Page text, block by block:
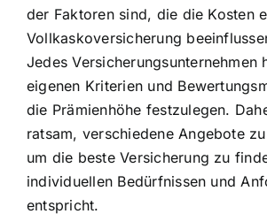
der Faktoren sind, die die Kosten
Vollkaskoversicherung
Jedes Versicherungsunternehmen
eigenen Kriterien und
die Prämienhöhe festzulegen.
ratsam, verschiedene Angebote
um die beste Versicherung zu
individuellen Bedürfnissen und
entspricht.